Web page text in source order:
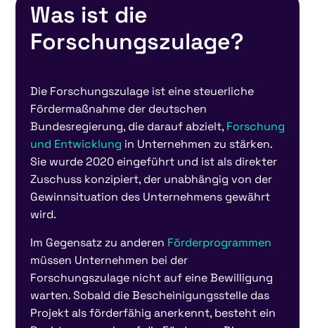
Was ist die
Forschungszulage?
Die Forschungszulage ist eine steuerliche
Fördermaßnahme der deutschen
Bundesregierung, die darauf abzielt, Forschung
und Entwicklung in Unternehmen zu stärken.
Sie wurde 2020 eingeführt und ist als direkter
Zuschuss konzipiert, der unabhängig von der
Gewinnsituation des Unternehmens gewährt
wird.
Im Gegensatz zu anderen Förderprogrammen
müssen Unternehmen bei der
Forschungszulage nicht auf eine Bewilligung
warten. Sobald die Bescheinigungsstelle das
Projekt als förderfähig anerkennt, besteht ein